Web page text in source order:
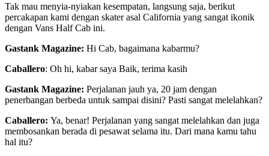
Tak mau menyia-nyiakan kesempatan, langsung saja, berikut
percakapan kami dengan skater asal California yang sangat ikonik
dengan Vans Half Cab ini.
Gastank Magazine: Hi Cab, bagaimana kabarmu?
Caballero: Oh hi, kabar saya Baik, terima kasih
Gastank Magazine: Perjalanan jauh ya, 20 jam dengan
penerbangan berbeda untuk sampai disini? Pasti sangat melelahkan?
Caballero: Ya, benar! Perjalanan yang sangat melelahkan dan juga
membosankan berada di pesawat selama itu. Dari mana kamu tahu
hal itu?